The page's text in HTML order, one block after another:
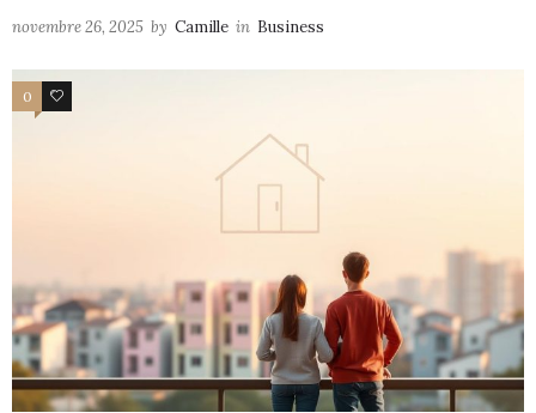
novembre 26, 2025 by Camille in Business
0 0